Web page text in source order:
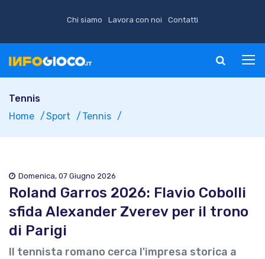
Chi siamo Lavora con noi Contatti
Tennis
Home
Sport Tennis
Domenica, 07 Giugno 2026
Roland Garros 2026: Flavio Cobolli
sfida Alexander Zverev per il trono
di Parigi
Il tennista romano cerca l'impresa storica a